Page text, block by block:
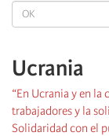
OK
Ucrania
“En Ucrania y en
trabajadores y la
Solidaridad con el